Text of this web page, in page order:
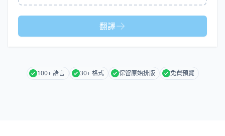
翻譯
100+ 語言 30+ 格式 保留原始排版 免費預覽